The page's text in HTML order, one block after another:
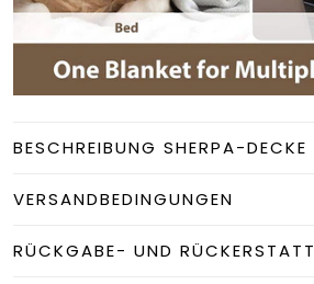
BESCHREIBUNG SHERPA-DECKE
VERSANDBEDINGUNGEN
RÜCKGABE- UND